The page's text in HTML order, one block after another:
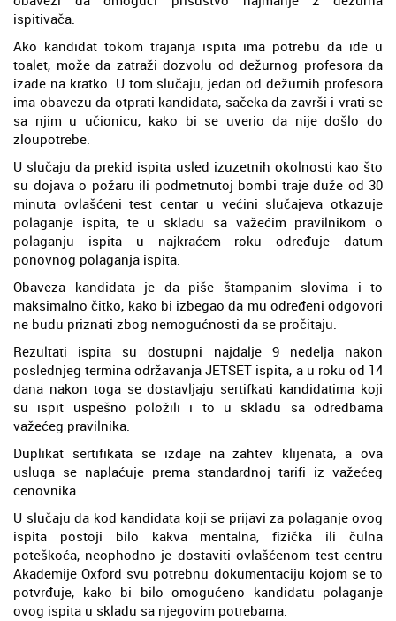
ispitivača.
Ako kandidat tokom trajanja ispita ima potrebu da ide u
toalet, može da zatraži dozvolu od dežurnog profesora da
izađe na kratko. U tom slučaju, jedan od dežurnih profesora
ima obavezu da otprati kandidata, sačeka da završi i vrati se
sa njim u učionicu, kako bi se uverio da nije došlo do
zloupotrebe.
U slučaju da prekid ispita usled izuzetnih okolnosti kao što
su dojava o požaru ili podmetnutoj bombi traje duže od 30
minuta ovlašćeni test centar u većini slučajeva otkazuje
polaganje ispita, te u skladu sa važećim pravilnikom o
polaganju ispita u najkraćem roku određuje datum
ponovnog polaganja ispita.
Obaveza kandidata je da piše štampanim slovima i to
maksimalno čitko, kako bi izbegao da mu određeni odgovori
ne budu priznati zbog nemogućnosti da se pročitaju.
Rezultati ispita su dostupni najdalje 9 nedelja nakon
poslednjeg termina održavanja JETSET ispita, a u roku od 14
dana nakon toga se dostavljaju sertifkati kandidatima koji
su ispit uspešno položili i to u skladu sa odredbama
važećeg pravilnika.
Duplikat sertifikata se izdaje na zahtev klijenata, a ova
usluga se naplaćuje prema standardnoj tarifi iz važećeg
cenovnika.
U slučaju da kod kandidata koji se prijavi za polaganje ovog
ispita postoji bilo kakva mentalna, fizička ili čulna
poteškoća, neophodno je dostaviti ovlašćenom test centru
Akademije Oxford svu potrebnu dokumentaciju kojom se to
potvrđuje, kako bi bilo omogućeno kandidatu polaganje
ovog ispita u skladu sa njegovim potrebama.